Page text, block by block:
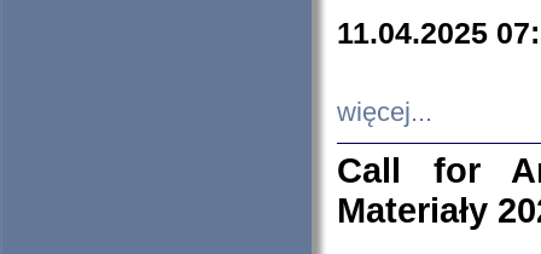
11.04.2025
więcej...
Call for
Materiały